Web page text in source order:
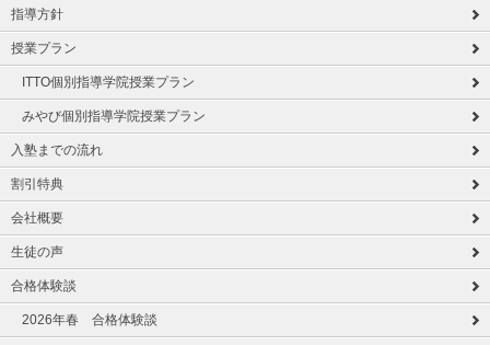
指導方針
授業プラン
ITTO個別指導学院授業プラン
みやび個別指導学院授業プラン
入塾までの流れ
割引特典
会社概要
生徒の声
合格体験談
2026年春 合格体験談